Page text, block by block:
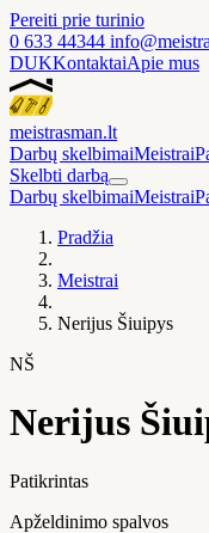
Pereiti prie turinio
0 633 44344
DUKKontaktaiApie mus
meistrasman.lt
Darbų skelbimaiMeistrai
Skelbti darbą
Darbų skelbimaiMeistrai
Pradžia
Meistrai
Nerijus Šiuipys
NŠ
Nerijus
Patikrintas
Apželdinimo spalvos